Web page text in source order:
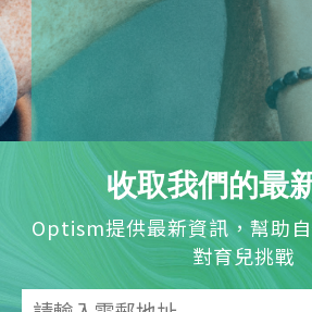
收取我們的最
Optism提供最新資訊，幫助
對育兒挑戰